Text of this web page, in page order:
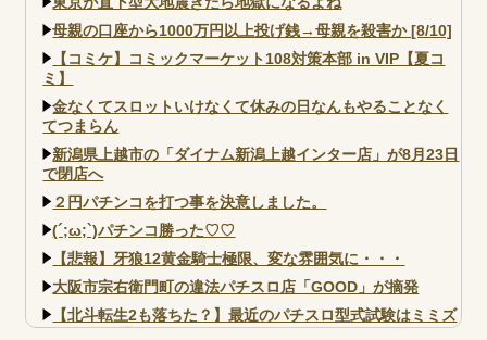
母親の口座から1000万円以上投げ銭→母親を殺害か [8/10]
【コミケ】コミックマーケット108対策本部 in VIP【夏コ
ミ】
金なくてスロットいけなくて休みの日なんもやることなく
てつまらん
新潟県上越市の「ダイナム新潟上越インター店」が8月23日
で閉店へ
２円パチンコを打つ事を決意しました。
(´;ω;`)パチンコ勝った♡♡
【悲報】牙狼12黄金騎士極限、変な雰囲気に・・・
大阪市宗右衛門町の違法パチスロ店「GOOD」が摘発
【北斗転生2も落ちた？】最近のパチスロ型式試験はミミズ